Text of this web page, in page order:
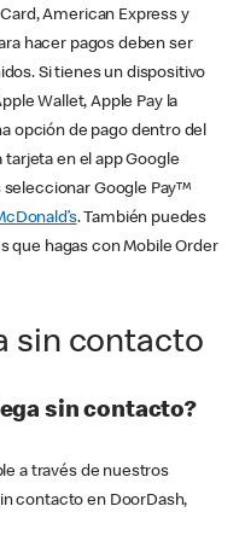
American Express y
hacer pagos deben ser
Si tienes un dispositivo
Wallet, Apple Pay la
opción de pago dentro del
tarjeta en el app Google
Google Pay™
. También puedes
que hagas con Mobile Order
sin contacto
sin contacto?
a través de nuestros
contacto en DoorDash,